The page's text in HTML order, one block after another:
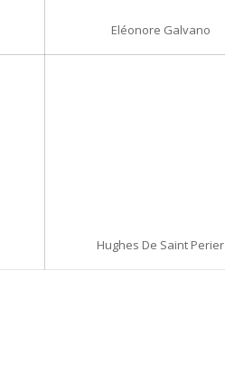
Eléonore Galvano
Hughes De Saint Perier